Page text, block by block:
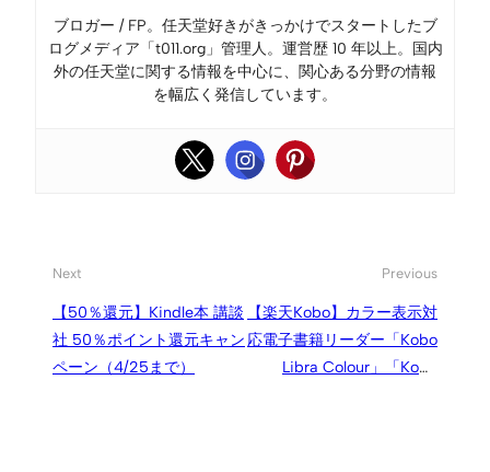
ブロガー / FP。任天堂好きがきっかけでスタートしたブ
ログメディア「t011.org」管理人。運営歴 10 年以上。国内
外の任天堂に関する情報を中心に、関心ある分野の情報
を幅広く発信しています。
Next
【50％還元】Kindle本 講談
社 50％ポイント還元キャン
ペーン（4/25まで）
Previous
【楽天Kobo】カラー表示対
応電子書籍リーダー「Kobo
Libra Colour」「Kobo